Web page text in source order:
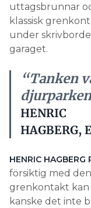
uttagsbrunnar
klassisk
under
garaget.
“Tanken
HENRIC
HAGBERG,
HENRIC
försiktig med
grenkontakt kan
kanske det inte